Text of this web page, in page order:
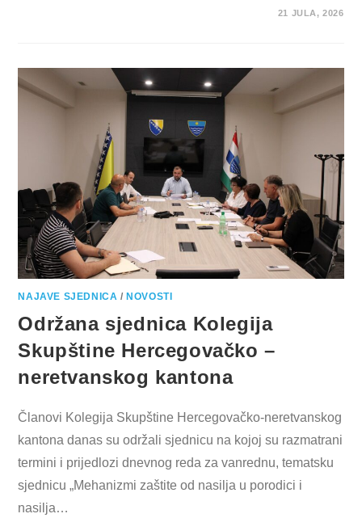
21 JULA, 2026
NAJAVE SJEDNICA /NOVOSTI
Održana sjednica Kolegija
Skupštine Hercegovačko –
neretvanskog kantona
Članovi Kolegija Skupštine Hercegovačko-neretvanskog
kantona danas su održali sjednicu na kojoj su razmatrani
termini i prijedlozi dnevnog reda za vanrednu, tematsku
sjednicu „Mehanizmi zaštite od nasilja u porodici i
nasilja…